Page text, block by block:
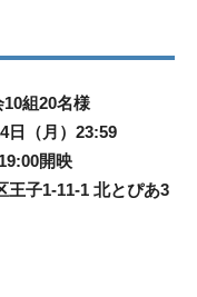
組20名様
日（月）23:59
開映
王子1-11-1 北とぴあ3